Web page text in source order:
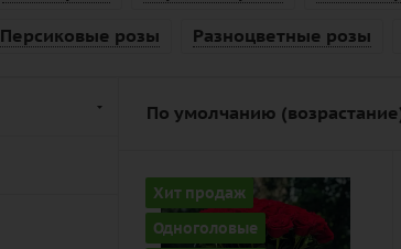
Персиковые розы Разноцветные розы
По умолчанию
Хит продаж
Одноголовые
Количество
25